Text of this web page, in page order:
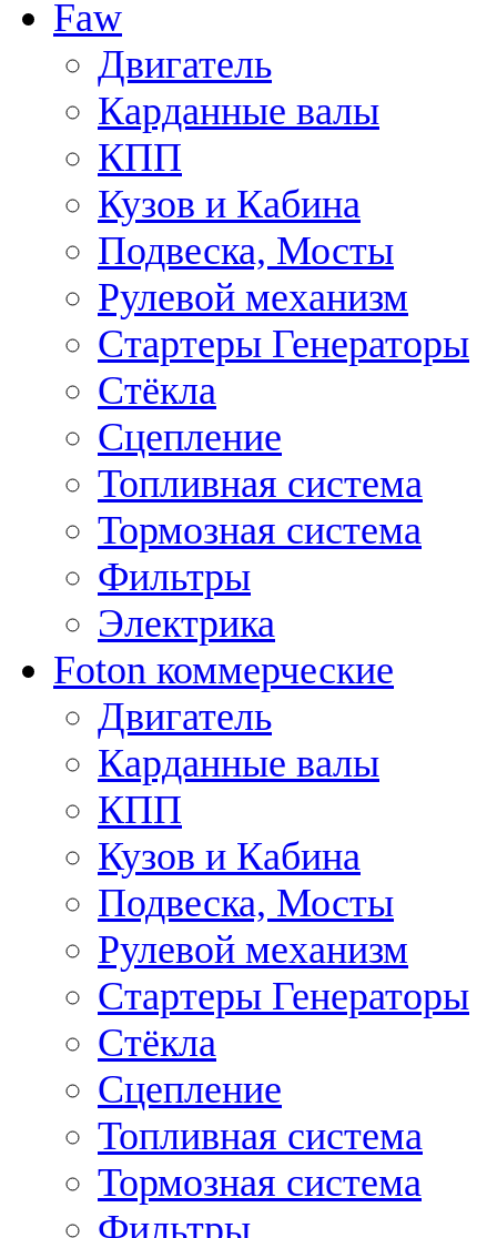
Faw
Двигатель
Карданные валы
КПП
Кузов и Кабина
Подвеска, Мосты
Рулевой механизм
Стартеры Генераторы
Стёкла
Сцепление
Топливная система
Тормозная система
Фильтры
Электрика
Foton коммерческие
Двигатель
Карданные валы
КПП
Кузов и Кабина
Подвеска, Мосты
Рулевой механизм
Стартеры Генераторы
Стёкла
Сцепление
Топливная система
Тормозная система
Фильтры